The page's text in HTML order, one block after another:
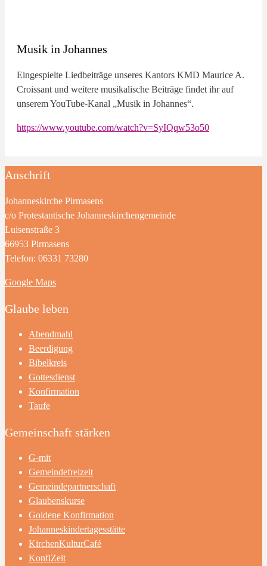
Musik in Johannes
Eingespielte Liedbeiträge unseres Kantors KMD Maurice A.
Croissant und weitere musikalische Beiträge findet ihr auf
unserem YouTube-Kanal „Musik in Johannes“.
https://www.youtube.com/watch?v=SyIQqw53o50
Anschrift
Johanneskirche Pirmasens
c/o Protestantische Johanneskirchengemeinde
Luisenstraße 3
66953 Pirmasens
Telefon: 06331 73280
Google Maps
Glaube leben
Abendmahl
Beerdigung
Bibelkreis
Gottesdienst
Konfirmation
Taufe
Gemeinschaft stärken
G-mit
Gemeindefreizeit
Gemeindepartnerschaft
Glaubenskurse
Goldene Konfirmation
Johanneskindertagesstätte
KirchenKulturCafé
KonfiZeit